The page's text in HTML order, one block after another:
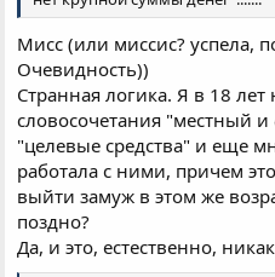
Мисс (или миссис? успела,
Очевидность))
Странная логика. Я в 18 лет
словосочетания "местный
"целевые средства" и еще
работала с ними, причем
выйти замуж в этом же
поздно?
Да, и это, естественно,